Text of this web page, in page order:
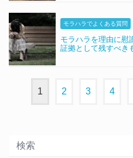
モラハラでよくある質問
モラハラを理由に慰
証拠として残すべき
1 2 3 4